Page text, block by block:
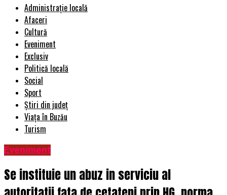
Administrație locală
Afaceri
Cultură
Eveniment
Exclusiv
Politică locală
Social
Sport
Știri din județ
Viața în Buzău
Turism
Eveniment
Se instituie un abuz in serviciu al